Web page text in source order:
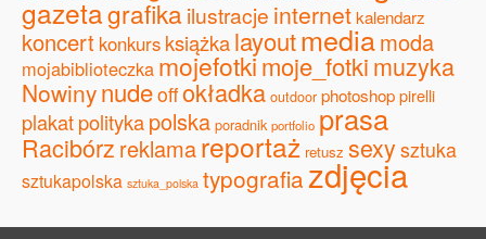
gazetagrafikailustracje internetkalendarz
koncert konkurs książkalayoutmediamoda
mojabiblioteczka mojefotkimoje_fotkimuzyka
Nowinynudeoffokładka outdoor photoshoppirelli
plakatpolitykapolska poradnik portfolio prasa
Racibórz reklamareportaż retusz sexy sztuka
sztukapolska sztuka_polska typografia zdjęcia